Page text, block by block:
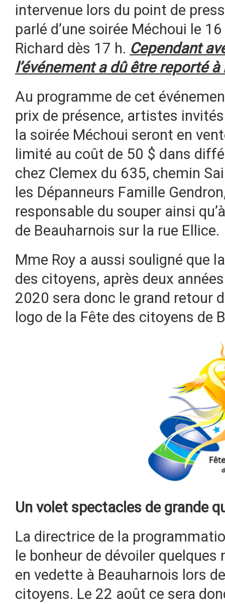
intervenue lors du point de
parlé d’une soirée Méchoui le
Richard dès 17 h. Cependant
l’événement a dû être reporté
Au programme de cet
prix de présence, artistes
la soirée Méchoui seront en
limité au coût de 50 $ dans
chez Clemex du 635, chemin
les Dépanneurs Famille
responsable du souper ainsi
de Beauharnois sur la rue Ellice.
Mme Roy a aussi souligné que
des citoyens, après deux
2020 sera donc le grand retour
logo de la Fête des citoyens de
Un volet spectacles de grande
La directrice de la
le bonheur de dévoiler
en vedette à Beauharnois lors
citoyens. Le 22 août ce sera